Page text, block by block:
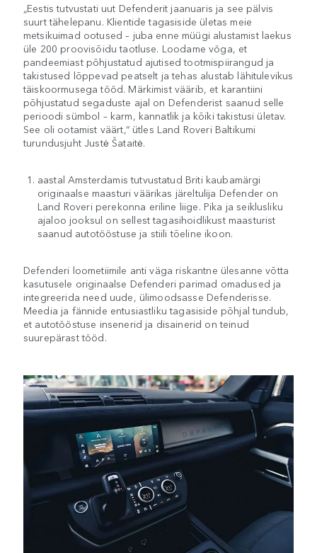
„Eestis tutvustati uut Defenderit jaanuaris ja see pälvis
suurt tähelepanu. Klientide tagasiside ületas meie
metsikuimad ootused – juba enne müügi alustamist laekus
üle 200 proovisõidu taotluse. Loodame vöga, et
pandeemiast põhjustatud ajutised tootmispiirangud ja
takistused lõppevad peatselt ja tehas alustab lähitulevikus
täiskoormusega tööd. Märkimist väärib, et karantiini
põhjustatud segaduste ajal on Defenderist saanud selle
perioodi sümbol – karm, kannatlik ja kõiki takistusi ületav.
See oli ootamist väärt,“ ütles Land Roveri Baltikumi
turundusjuht Justė Šataitė.
aastal Amsterdamis tutvustatud Briti kaubamärgi
originaalse maasturi väärikas järeltulija Defender on
Land Roveri perekonna eriline liige. Pika ja seiklusliku
ajaloo jooksul on sellest tagasihoidlikust maasturist
saanud autotööstuse ja stiili tõeline ikoon.
Defenderi loometiimile anti väga riskantne ülesanne võtta
kasutusele originaalse Defenderi parimad omadused ja
integreerida need uude, ülimoodsasse Defenderisse.
Meedia ja fännide entusiastliku tagasiside põhjal tundub,
et autotööstuse insenerid ja disainerid on teinud
suurepärast tööd.